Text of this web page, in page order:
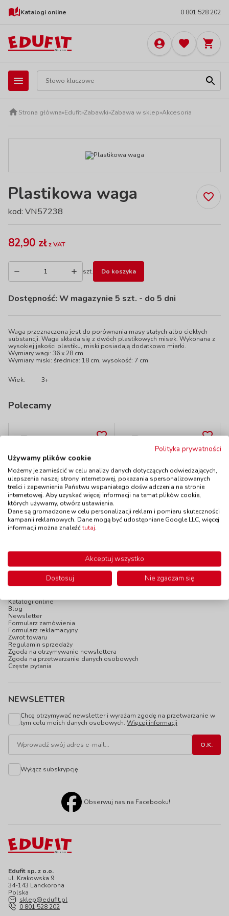
Katalogi online 0 801 528 202
Strona główna»Edufit»Zabawki»Zabawa w sklep»Akcesoria
Plastikowa waga
kod: VN57238
82,90 złz VAT
szt. Do koszyka
Dostępność: W magazynie 5 szt. - do 5 dni
Waga przeznaczona jest do porównania masy stałych albo ciekłych
substancji. Waga składa się z dwóch plastikowych misek. Wykonana z
wysokiej jakości plastiku, miski posiadają dodatkowo miarki.
Wymiary wagi: 36 x 28 cm
Wymiary miski: średnica: 18 cm, wysokość: 7 cm
Wiek: 3+
Polecamy
Pieniądze do
zabawy - Euro
kod: EF54514
Dostępnośćdo 10 dni
10,90 zł z VAT
Do koszyka
Waga z
kod: VT53770
DostępnośćW magazynie
2 szt.
do 5 dni
Do koszyka
Edufit sp. z o.o.
ul. Krakowska 9
34-143 Lanckorona
Polska
sklep@edufit.pl
0 801 528 202
INFOPANEL
Katalogi online
Blog
Newsletter
Formularz zamówienia
Formularz reklamacyjny
Zwrot towaru
Regulamin sprzedaży
Zgoda na otrzymywanie newslettera
Zgoda na przetwarzanie danych osobowych
Częste pytania
NEWSLETTER
Chcę otrzymywać newsletter i wyrażam zgodę na przetwarzanie w
tym celu moich danych osobowych. Więcej informacji
Wyłącz subskrypcję
Obserwuj nas na Facebooku!
Polityka prywatności
Używamy plików cookie
Możemy je zamieścić w celu analizy danych dotyczących odwiedzających,
ulepszenia naszej strony internetowej, pokazania spersonalizowanych
treści i zapewnienia Państwu wspaniałego doświadczenia na stronie
internetowej. Aby uzyskać więcej informacji na temat plików cookie,
których używamy, otwórz ustawienia.
Dane są gromadzone w celu personalizacji reklam i pomiaru skuteczności
kampanii reklamowych. Dane mogą być udostępniane Google LLC, więcej
informacji można znaleźćtutaj.
Akceptuj wszystko
Dostosuj
Nie zgadzam się